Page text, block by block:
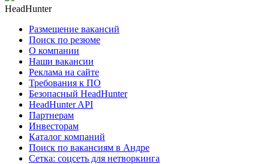
HeadHunter
Размещение вакансий
Поиск по резюме
О компании
Наши вакансии
Реклама на сайте
Требования к ПО
Безопасный HeadHunter
HeadHunter API
Партнерам
Инвесторам
Каталог компаний
Поиск по вакансиям в Андре
Сетка: соцсеть для нетворкинга